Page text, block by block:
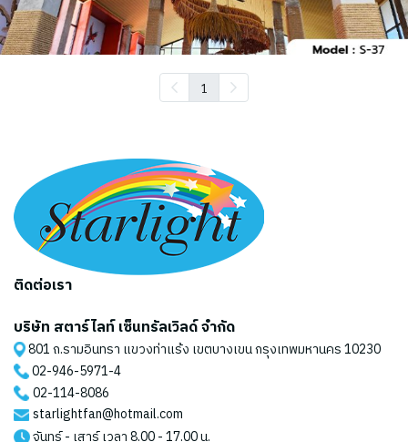
1
ติดต่อเรา
บริษัท สตาร์ไลท์ เซ็นทรัลเวิลด์ จำกัด
801 ถ.รามอินทรา แขวงท่าแร้ง เขตบางเขน กรุงเทพมหานคร 10230
02-946-5971-4
02-114-8086
starlightfan@hotmail.com
จันทร์ - เสาร์ เวลา 8.00 - 17.00 น.